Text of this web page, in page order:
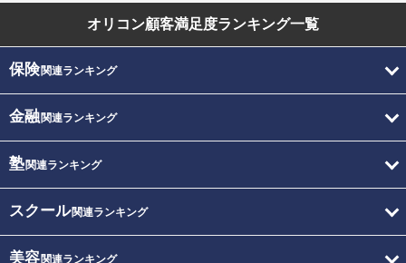
オリコン顧客満足度ランキング一覧
保険関連ランキング
金融関連ランキング
塾関連ランキング
スクール関連ランキング
美容関連ランキング